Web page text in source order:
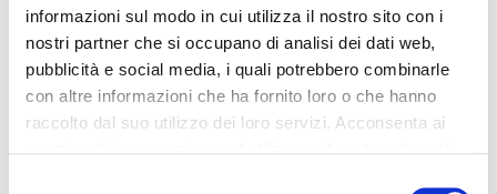
informazioni sul modo in cui utilizza il nostro sito con i
nostri partner che si occupano di analisi dei dati web,
pubblicità e social media, i quali potrebbero combinarle
con altre informazioni che ha fornito loro o che hanno
raccolto dal suo utilizzo dei loro servizi. Acconsenta ai